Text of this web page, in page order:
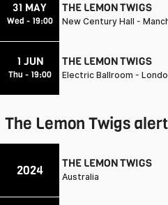
31 MAY
Wed - 19:00
THE LEMON TWIGS
New Century Hall -
1 JUN
Thu - 19:00
THE LEMON TWIGS
Electric Ballroom -
The Lemon Twigs
2024 THE LEMON TWIGS
Australia